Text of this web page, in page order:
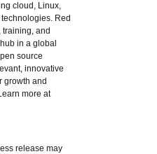
cloud, Linux,
Red
training, and
in a global
source
innovative
growth and
more at
release may